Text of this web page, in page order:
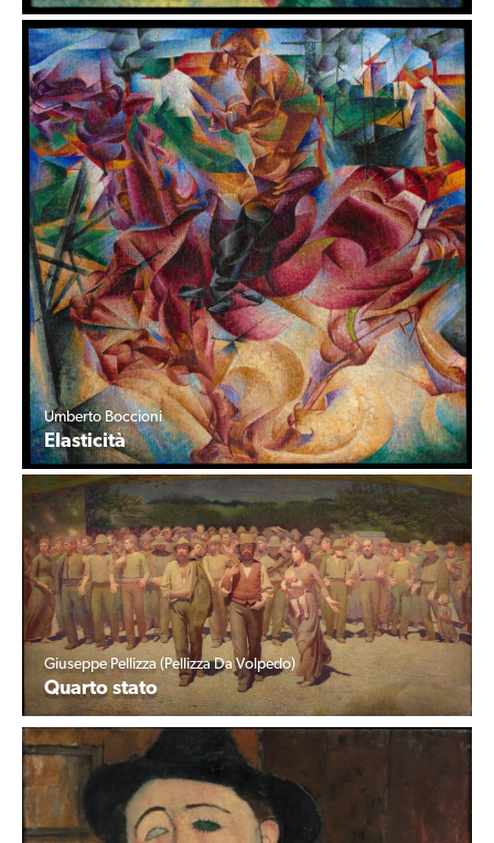
Umberto Boccioni
Elasticità
Giuseppe Pellizza (Pellizza Da Volpedo)
Quarto stato